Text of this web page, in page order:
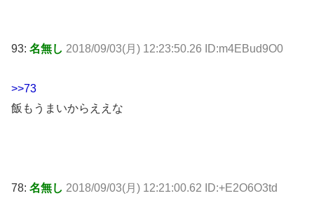
93: 名無し 2018/09/03(月) 12:23:50.26 ID:m4EBud9O0
>>73
飯もうまいからええな
78: 名無し 2018/09/03(月) 12:21:00.62 ID:+E2O6O3td